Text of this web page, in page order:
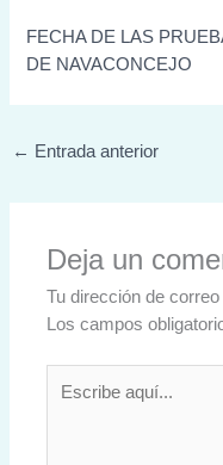
FECHA DE LAS
DE NAVACONCEJO
← Entrada anterior
Deja un
Tu dirección de
Los campos
aquí...